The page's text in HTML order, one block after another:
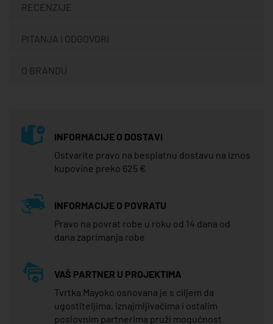
RECENZIJE
PITANJA I ODGOVORI
O BRANDU
INFORMACIJE O DOSTAVI
Ostvarite pravo na besplatnu dostavu na iznos
kupovine preko 625 €
INFORMACIJE O POVRATU
Pravo na povrat robe u roku od 14 dana od
dana zaprimanja robe
VAŠ PARTNER U PROJEKTIMA
Tvrtka Mayoko osnovana je s ciljem da
ugostiteljima, iznajmljivačima i ostalim
poslovnim partnerima pruži mogućnost